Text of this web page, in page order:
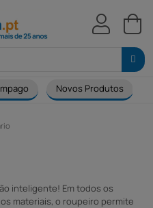
Novos Produtos
inteligente! Em todos os
materiais, o roupeiro permite